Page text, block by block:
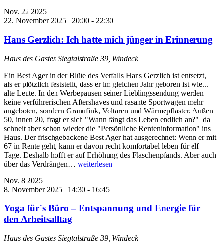
Nov. 22 2025
22. November 2025 | 20:00 - 22:30
Hans Gerzlich: Ich hatte mich jünger in Erinnerung
Haus des Gastes Siegtalstraße 39, Windeck
Ein Best Ager in der Blüte des Verfalls Hans Gerzlich ist entsetzt,
als er plötzlich feststellt, dass er im gleichen Jahr geboren ist wie...
alte Leute. In den Werbepausen seiner Lieblingssendung werden
keine verführerischen Aftershaves und rasante Sportwagen mehr
angeboten, sondern Granufink, Voltaren und Wärmepflaster. Außen
50, innen 20, fragt er sich "Wann fängt das Leben endlich an?" da
schneit aber schon wieder die "Persönliche Renteninformation" ins
Haus. Der frischgebackene Best Ager hat ausgerechnet: Wenn er mit
67 in Rente geht, kann er davon recht komfortabel leben für elf
Tage. Deshalb hofft er auf Erhöhung des Flaschenpfands. Aber auch
über das Verdrängen… weiterlesen
Nov. 8 2025
8. November 2025 | 14:30 - 16:45
Yoga für`s Büro – Entspannung und Energie für
den Arbeitsalltag
Haus des Gastes Siegtalstraße 39, Windeck